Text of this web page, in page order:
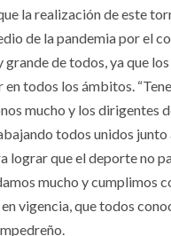
la realización de este
de la pandemia por el
grande de todos, ya que
todos los ámbitos.
mucho y los dirigentes
todos unidos junto
lograr que el deporte no
mucho y cumplimos
vigencia, que todos